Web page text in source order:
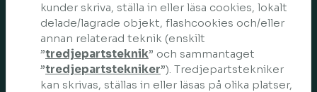
kunder skriva, ställa in eller läsa cookies, lokalt
delade/lagrade objekt, flashcookies och/eller
annan relaterad teknik (enskilt
”tredjepartsteknik” och sammantaget
”tredjepartstekniker”). Tredjepartstekniker
kan skrivas, ställas in eller läsas på olika platser,